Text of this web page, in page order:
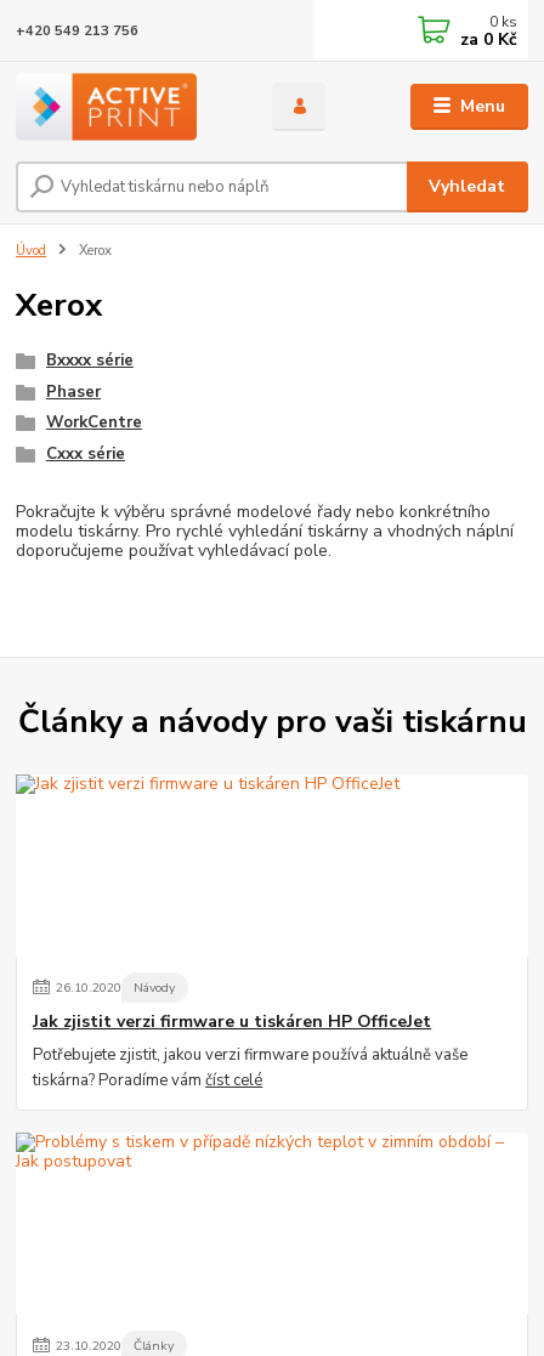
Menu
Vyhledat
+420 549 213 756 0 ks
za 0 Kč
Úvod Xerox
Xerox
Bxxxx série
Phaser
WorkCentre
Cxxx série
Pokračujte k výběru správné modelové řady nebo konkrétního
modelu tiskárny. Pro rychlé vyhledání tiskárny a vhodných náplní
doporučujeme používat vyhledávací pole.
Články a návody pro vaši tiskárnu
26.10.2020 Návody
Jak zjistit verzi firmware u tiskáren HP OfficeJet
Potřebujete zjistit, jakou verzi firmware používá aktuálně vaše
tiskárna? Poradíme vámčíst celé
23.10.2020 Články